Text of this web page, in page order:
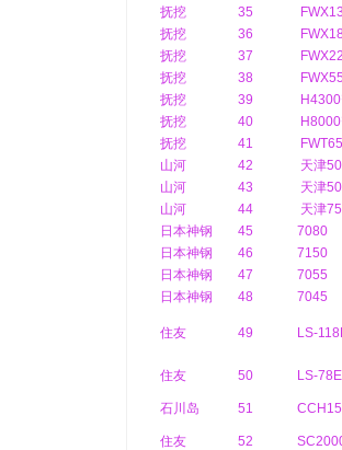
抚挖
35
抚挖
36
抚挖
37
抚挖
38
抚挖
39
抚挖
40
抚挖
41
山河
42
天津
山河
43
天津
山河
44
天津
日本神钢
45
7080
日本神钢
46
7150
日本神钢
47
7055
日本神钢
48 7045
住友 49 LS-
住友 50 LS-
石川岛 51
住友 52